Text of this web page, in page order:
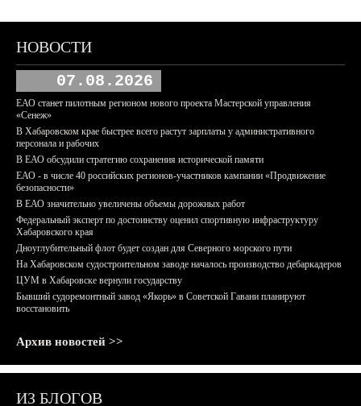
НОВОСТИ
07.08.2026
ЕАО станет пилотным регионом нового проекта Мастерской управления
«Сенеж»
В Хабаровском крае быстрее всего растут зарплаты у административного
персонала и рабочих
В ЕАО обсудили стратегию сохранения исторической памяти
ЕАО - в числе 40 российских регионов-участников кампании «Продвижение
безопасности»
В ЕАО значительно увеличены объемы дорожных работ
Федеральный эксперт по достоинству оценил спортивную инфраструктуру
Хабаровского края
Дноуглубительный флот будет создан для Северного морского пути
На Хабаровском судостроительном заводе началось производство дебаркадеров
ЦУМ в Хабаровске вернули государству
Бывший судоремонтный завод «Якорь» в Советской Гавани планируют
восстановить
Архив новостей >>
ИЗ БЛОГОВ